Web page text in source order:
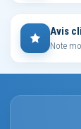
Avis
Note